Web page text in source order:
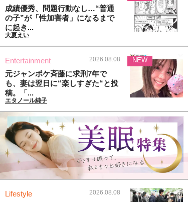
成績優秀、問題行動なし…“普通
の子”が「性加害者」になるまで
に起き...
大夏えい
Entertainment 2026.08.08
元ジャンポケ斉藤に求刑7年で
も、妻は翌日に“楽しすぎた“と投
稿。「...
エタノール純子
NEW
Lifestyle 2026.08.08